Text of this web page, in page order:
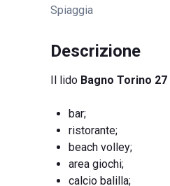
Spiaggia
Descrizione
Il lido Bagno Torino 27
bar;
ristorante;
beach volley;
area giochi;
calcio balilla;